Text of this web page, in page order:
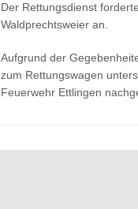
Der Rettungsdienst
Waldprechtsweier an.
Aufgrund der
zum Rettungswagen
Feuerwehr Ettlingen